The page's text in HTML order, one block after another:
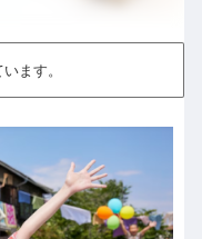
ます。